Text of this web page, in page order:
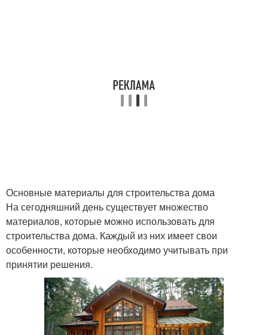
Основные материалы для строительства дома
На сегодняшний день существует множество
материалов, которые можно использовать для
строительства дома. Каждый из них имеет свои
особенности, которые необходимо учитывать при
принятии решения.